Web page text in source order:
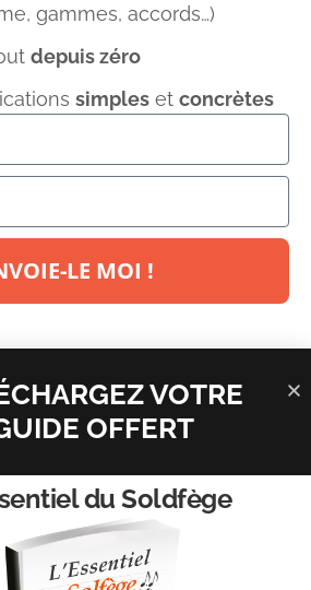
sera pas publiée.
avec*
gammes, accords…)
depuis zéro
simples et concrètes
LE MOI !
VOTRE
OFFERT
du Soldfège